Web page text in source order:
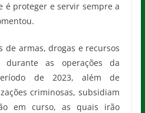
é proteger e servir sempre a
de armas, drogas e recursos
durante as operações da
de 2023, além de
criminosas, subsidiam
em curso, as quais irão